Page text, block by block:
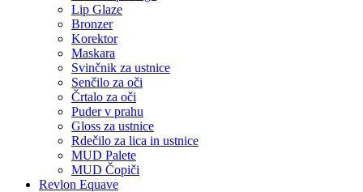
Lip Glaze
Bronzer
Korektor
Maskara
Svinčnik za ustnice
Senčilo za oči
Črtalo za oči
Puder v prahu
Gloss za ustnice
Rdečilo za lica in ustnice
MUD Palete
MUD Čopiči
Revlon Equave